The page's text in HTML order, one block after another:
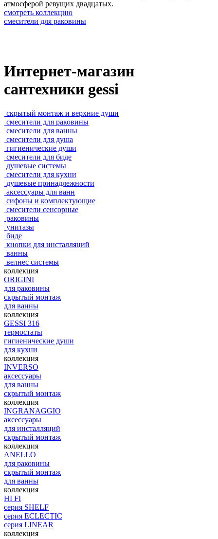
атмосферой ревущих двадцатых.
смотреть коллекцию
смесители для раковины
Интернет-магазин
сантехники gessi
скрытый монтаж и верхние души
смесители для раковины
смесители для ванны
смесители для душа
гигиенические души
смесители для биде
душевые системы
смесители для кухни
душевые принадлежности
аксессуары для ванн
сифоны и комплектующие
смесители сенсорные
раковины
унитазы
биде
кнопки для инсталляций
ванны
велнес системы
коллекция
ORIGINI
для раковины
скрытый монтаж
для ванны
коллекция
GESSI 316
термостаты
гигиенические души
для кухни
коллекция
INVERSO
аксессуары
для ванны
скрытый монтаж
коллекция
INGRANAGGIO
аксессуары
для инсталляций
скрытый монтаж
коллекция
ANELLO
для раковины
скрытый монтаж
для ванны
коллекция
HI FI
серия SHELF
серия ECLECTIC
серия LINEAR
коллекция